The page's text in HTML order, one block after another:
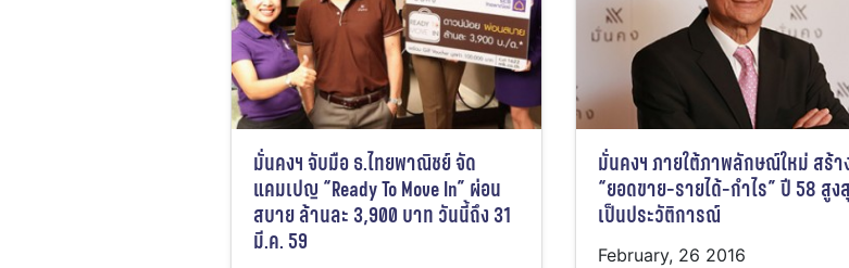
มั่นคงฯ จับมือ ธ.ไทยพาณิชย์ จัด
แคมเปญ “Ready To Move In” ผ่อน
สบาย ล้านละ 3,900 บาท วันนี้ถึง 31
มี.ค. 59
มั่นคงฯ ภายใต้ภาพลักษณ์ใหม่ สร้า
“ยอดขาย-รายได้-กำไร” ปี 58 สูง
เป็นประวัติการณ์
February, 26 2016